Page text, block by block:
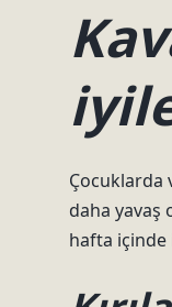
Çocuklarda
daha yavaş
hafta içinde